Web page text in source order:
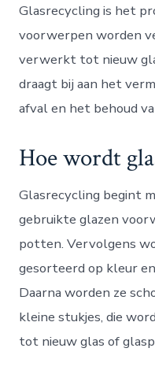
Glasrecycling is het
voorwerpen worden
verwerkt tot nieuw
draagt bij aan het
afval en het behoud
Hoe wordt
Glasrecycling begint
gebruikte glazen
potten. Vervolgens
gesorteerd op kleur
Daarna worden ze
kleine stukjes, die
tot nieuw glas of